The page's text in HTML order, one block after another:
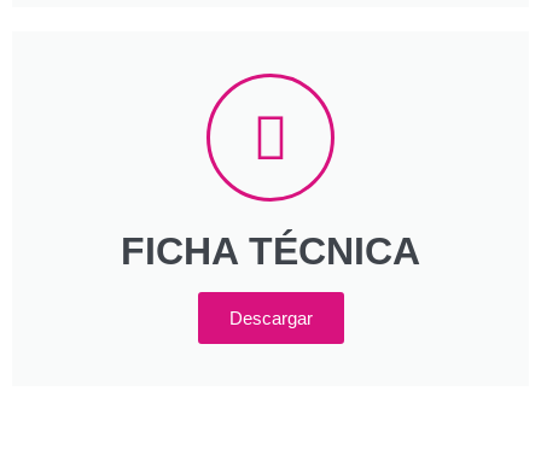
FICHA TÉCNICA
Descargar